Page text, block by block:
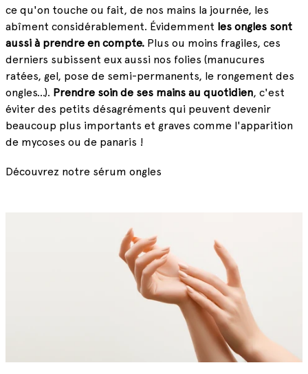
ce qu'on touche ou fait, de nos mains la journée, les
abîment considérablement. Évidemment les ongles sont
aussi à prendre en compte. Plus ou moins fragiles, ces
derniers subissent eux aussi nos folies (manucures
ratées, gel, pose de semi-permanents, le rongement des
ongles…). Prendre soin de ses mains au quotidien, c'est
éviter des petits désagréments qui peuvent devenir
beaucoup plus importants et graves comme l'apparition
de mycoses ou de panaris !
Découvrez notre sérum ongles